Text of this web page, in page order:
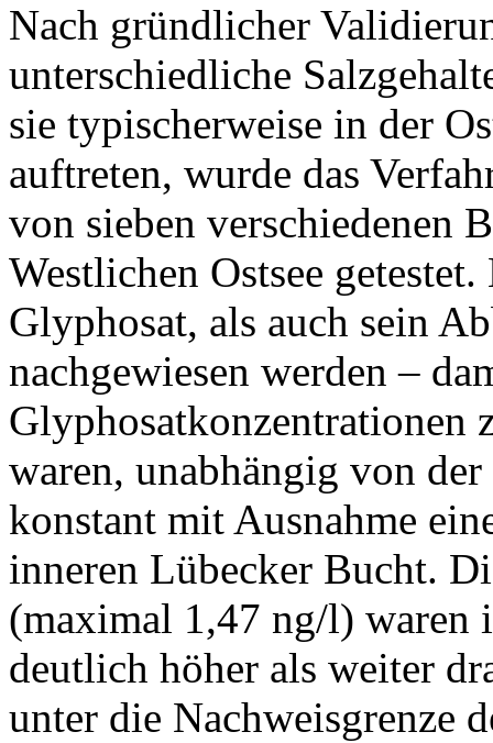
Nach gründlicher
unterschiedliche
sie typischerweise in der
auftreten, wurde das
von sieben verschiedenen
Westlichen Ostsee
Glyphosat, als auch sein
nachgewiesen werden –
Glyphosatkonzentrationen
waren, unabhängig von
konstant mit Ausnahme
inneren Lübecker Bucht.
(maximal 1,47 ng/l) waren
deutlich höher als weiter
unter die Nachweisgrenze